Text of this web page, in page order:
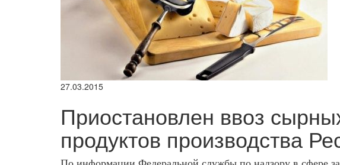
27.03.2015
Приостановлен ввоз
продуктов производства